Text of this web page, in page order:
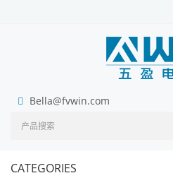
Bella@fvwin.com
CATEGORIES